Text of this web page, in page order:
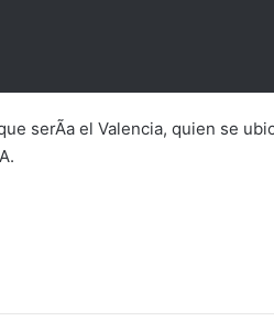
serÃ­a el Valencia, quien se